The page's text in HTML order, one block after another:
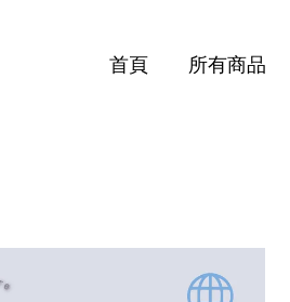
首頁 所有商品
繼續購物